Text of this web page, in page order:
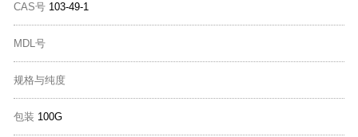
CAS号 103-49-1
MDL号
规格与纯度
包装 100G